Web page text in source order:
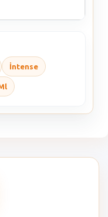
İntense